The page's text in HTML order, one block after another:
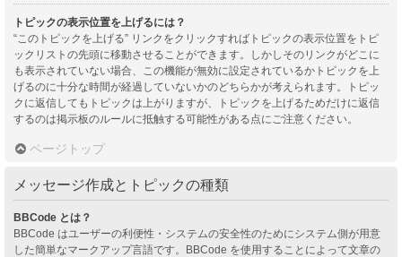
トピックの表示位置を上げるには？
“このトピックを上げる” リンクをクリックすればトピックの表示位置をトピ
ックリストの先頭に移動させることができます。しかしそのリンクがどこに
も表示されていない場合、この機能が無効に設定されているかトピックを上
げるのに十分な時間が経過していないかのどちらかが考えられます。トピッ
クに返信してもトピックは上がりますが、トピックを上げるためだけに返信
するのは掲示板のルールに抵触する可能性がある点にご注意ください。
ページトップ
メッセージ作成とトピックの種類
BBCode とは？
BBCode はユーザーの利便性・システムの安全性のためにシステム側が用意
した簡単なマークアップ言語です。BBCode を使用することによって文章の